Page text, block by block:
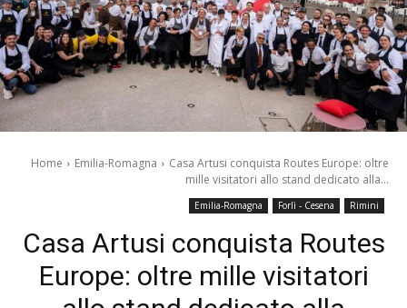
Home Emilia-Romagna
Casa Artusi conquista Routes Europe: oltre
mille visitatori allo stand dedicato alla...
Emilia-Romagna Forlì - Cesena Rimini
Casa Artusi conquista Routes
Europe: oltre mille visitatori